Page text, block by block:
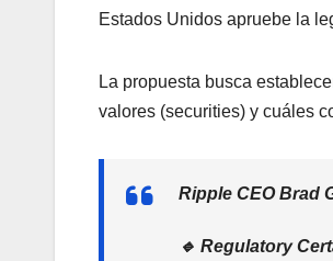
Estados Unidos apruebe la
La propuesta busca
valores (securities) y cuáles
Ripple CEO Brad
🔹 Regulatory